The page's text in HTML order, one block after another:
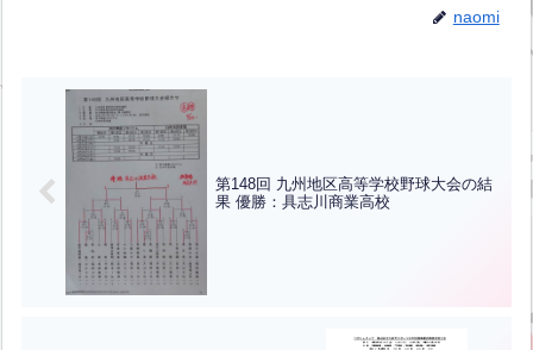
naomi
第148回 九州地区高等学校野球大会の結
果 優勝：具志川商業高校